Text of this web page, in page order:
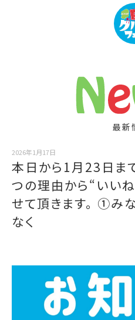
最新
2026年1月17日
本日から1月23日ま
つの理由から“いい
せて頂きます。 ①み
なく